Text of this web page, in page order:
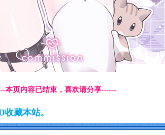
本页内容已结束，喜欢请分享------
藏本站。